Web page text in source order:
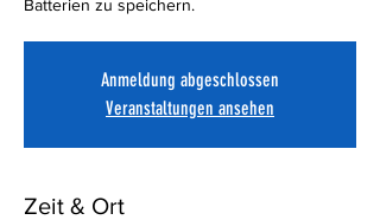
Batterien zu speichern.
Anmeldung abgeschlossen
Veranstaltungen ansehen
Zeit & Ort